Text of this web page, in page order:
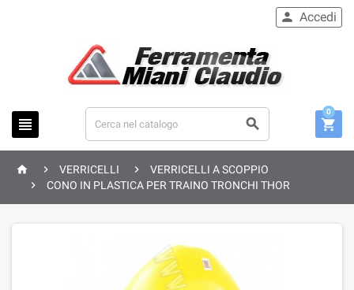
 
 Accedi

0
  VERRICELLI 
VERRICELLI A SCOPPIO

CONO IN PLASTICA PER TRAINO TRONCHI THOR